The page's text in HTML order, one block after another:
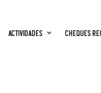
Actividades CHEQUES